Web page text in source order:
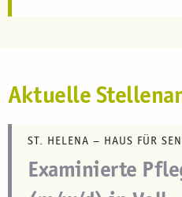
Aktuelle
ST. HELENA – HAUS FÜR
Examinierte